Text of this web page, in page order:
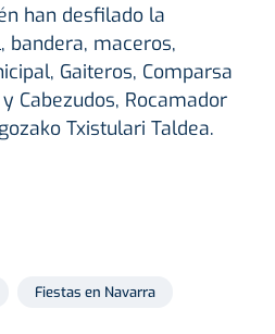
han desfilado la
bandera, maceros,
Gaiteros, Comparsa
Cabezudos, Rocamador
Txistulari Taldea.
Fiestas en Navarra